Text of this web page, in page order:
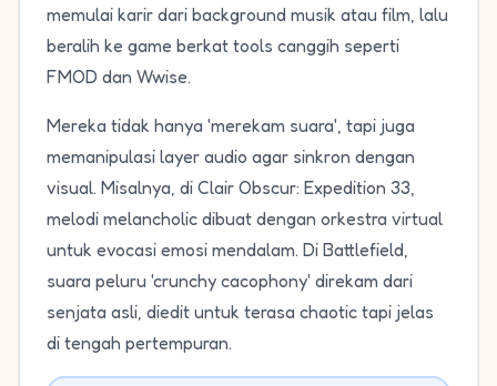
memulai karir dari background musik atau film, lalu
beralih ke game berkat tools canggih seperti
FMOD dan Wwise.
Mereka tidak hanya 'merekam suara', tapi juga
memanipulasi layer audio agar sinkron dengan
visual. Misalnya, di Clair Obscur: Expedition 33,
melodi melancholic dibuat dengan orkestra virtual
untuk evocasi emosi mendalam. Di Battlefield,
suara peluru 'crunchy cacophony' direkam dari
senjata asli, diedit untuk terasa chaotic tapi jelas
di tengah pertempuran.